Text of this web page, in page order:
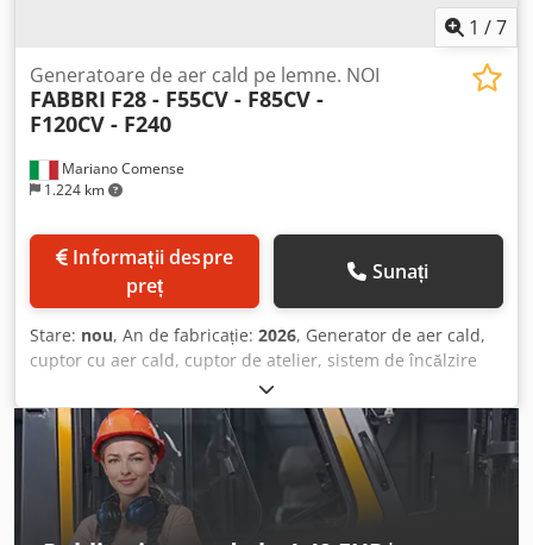
1 /7
Mariano Comense
1.224 km
Generatoare de aer cald pe lemne. NOI
FABBRI F28 - F55CV - F85CV -
F120CV - F240
preț
Sunați
Stare: nou, An de fabricație: 2026, Generator de aer cald,
cuptor cu aer cald, cuptor de atelier, sistem de încălzire
pentru hale, model F28, F55CV, F85CV, F120CV, F240CV.
MAȘINI NOI Livrare imediată Pentru mașinile cu livrare
imediată, vă oferim lista de prețuri 2024 -35% reducere.
Ofertă promoțională, vara 2026 Mașinile funcționează cu
lemne. Conformitate cu reglementările CE: DA Declarație
de conformitate CE: DA Manual de utilizare: DA Suprafața
aproximativă de încălzit pentru modelul F28: m². 100/150